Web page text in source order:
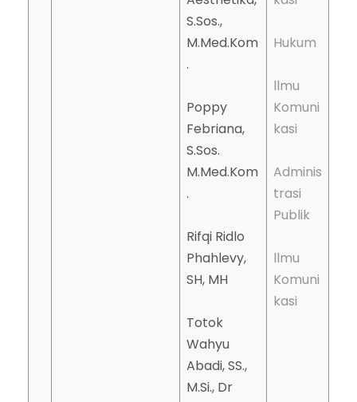
S.Sos.,
M.Med.Kom
.
Poppy
Febriana,
S.Sos.
M.Med.Kom
.
Rifqi Ridlo
Phahlevy,
SH, MH
Totok
Wahyu
Abadi, SS.,
M.Si., Dr
Hukum
llmu
Komuni
kasi
Adminis
trasi
Publik
llmu
Komuni
kasi